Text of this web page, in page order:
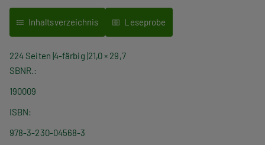
Inhaltsverzeichnis Leseprobe
224 Seiten 4-färbig 21,0 × 29,7
SBNR.
190009
ISBN
978-3-230-04568-3